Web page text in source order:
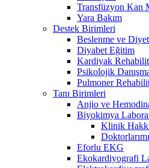
Transfüzyon Kan
Yara Bakım
Destek Birimleri
Beslenme ve
Diyabet Eğitim
Kardiyak
Psikolojik
Pulmoner
Tanı Birimleri
Anjio ve
Biyokimya
Klinik
Eforlu EKG
Ekokardiyografi